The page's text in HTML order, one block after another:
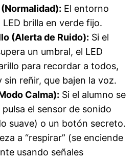
El entorno
brilla en verde fijo.
(Alerta de Ruido): Si el
un umbral, el LED
para recordar a todos,
sin reñir, que bajen la voz.
Calma): Si el alumno se
el sensor de sonido
suave) o un botón secreto.
a “respirar” (se enciende
usando señales